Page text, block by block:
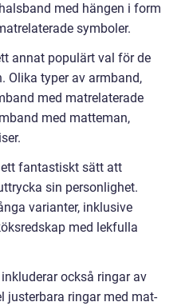
med hängen i form
symboler.
annat populärt val för de
Olika typer av armband,
med matrelaterade
med matteman,
ett fantastiskt sätt att
sin personlighet.
varianter, inklusive
med lekfulla
också ringar av
justerbara ringar med mat-